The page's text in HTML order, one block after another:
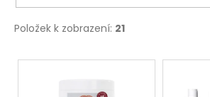
Položek k zobrazení: 21
V